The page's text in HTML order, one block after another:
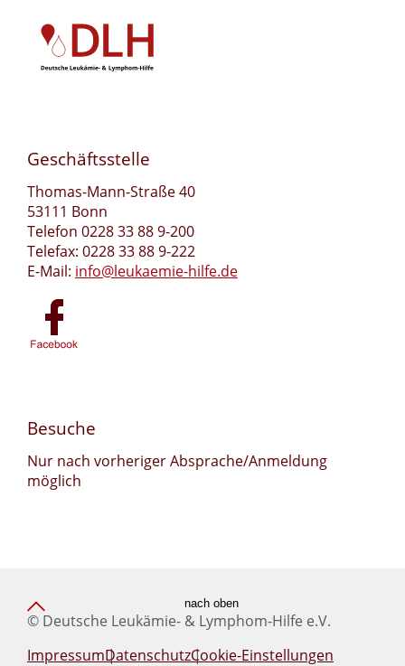
Geschäftsstelle
Thomas-Mann-Straße 40
53111 Bonn
Telefon 0228 33 88 9-200
Telefax: 0228 33 88 9-222
E-Mail: info@leukaemie-hilfe.de
Besuche
Nur nach vorheriger Absprache/Anmeldung
möglich
nach oben
© Deutsche Leukämie- & Lymphom-Hilfe e.V.
ImpressumDatenschutzCookie-Einstellungen